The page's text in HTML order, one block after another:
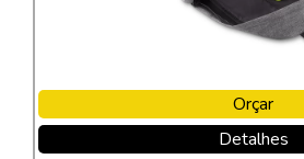
Orçar
Detalhes